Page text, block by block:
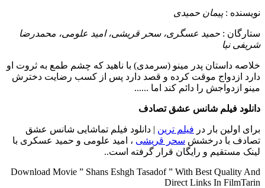
نويسنده :پیمان حمیدی
ستارگان : حمید عسگری، سحر قریشی، امید علومی، محمدرضا
شریفی‌ نیا
خلاصه داستان پدر مینو (سرمدی) با ناهید که چشم طمع به ثروت او
دارد ازدواج موقت کرده و قصد دارد پس از کسب رضایت دخترش
مینو ازدواجش را دائم کند اما ......
دانلود فیلم شانس عشق تصادف
برای اولین بار در فیلم ترین | دانلود فیلم تماشایی شانس عشق
تصادف با درخشش سحر قریشی ، امید علومی و حمید عسکری با
لینک مستقیم و رایگان قرار گرفته است..
Download Movie ” Shans Eshgh Tasadof ” With Best Quality And
Direct Links In FilmTarin